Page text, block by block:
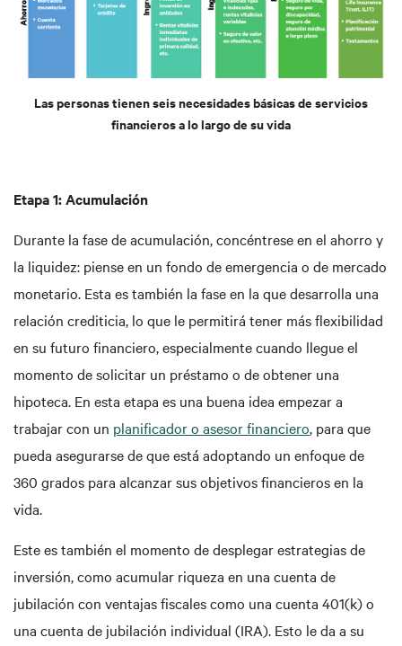
Las personas tienen seis necesidades básicas de servicios
financieros a lo largo de su vida
Etapa 1: Acumulación
Durante la fase de acumulación, concéntrese en el ahorro y
la liquidez: piense en un fondo de emergencia o de mercado
monetario. Esta es también la fase en la que desarrolla una
relación crediticia, lo que le permitirá tener más flexibilidad
en su futuro financiero, especialmente cuando llegue el
momento de solicitar un préstamo o de obtener una
hipoteca. En esta etapa es una buena idea empezar a
trabajar con un planificador o asesor financiero, para que
pueda asegurarse de que está adoptando un enfoque de
360 grados para alcanzar sus objetivos financieros en la
vida.
Este es también el momento de desplegar estrategias de
inversión, como acumular riqueza en una cuenta de
jubilación con ventajas fiscales como una cuenta 401(k) o
una cuenta de jubilación individual (IRA). Esto le da a su